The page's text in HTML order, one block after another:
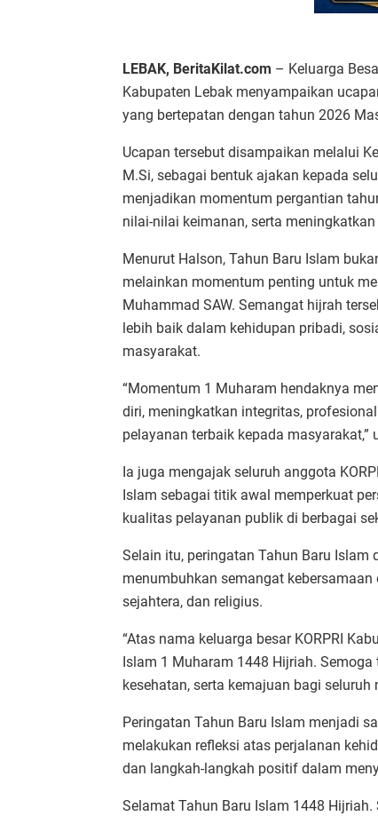
LEBAK, BeritaKilat.com – Keluarga
Kabupaten Lebak menyampaikan
yang bertepatan dengan tahun 2026
Ucapan tersebut disampaikan melalui
M.Si, sebagai bentuk ajakan kepada
menjadikan momentum pergantian
nilai-nilai keimanan, serta
Menurut Halson, Tahun Baru Islam
melainkan momentum penting untuk
Muhammad SAW. Semangat hijrah
lebih baik dalam kehidupan pribadi,
masyarakat.
“Momentum 1 Muharam hendaknya
diri, meningkatkan integritas,
pelayanan terbaik kepada masyarakat,”
Ia juga mengajak seluruh anggota
Islam sebagai titik awal memperkuat
kualitas pelayanan publik di berbagai
Selain itu, peringatan Tahun Baru
menumbuhkan semangat
sejahtera, dan religius.
“Atas nama keluarga besar KORPRI
Islam 1 Muharam 1448 Hijriah.
kesehatan, serta kemajuan bagi
Peringatan Tahun Baru Islam menjadi
melakukan refleksi atas perjalanan
dan langkah-langkah positif dalam
Selamat Tahun Baru Islam 1448